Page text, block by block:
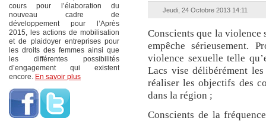
Jeudi, 24 Octobre 2013 14:11
Conscients que la violence
empêche sérieusement.
violence sexuelle telle
Lacs vise délibérément
réaliser les objectifs des
dans la région ;
Conscients de la
cours pour l’élaboration du
nouveau cadre de
développement pour l’Après
2015, les actions de mobilisation
et de plaidoyer entreprises pour
les droits des femmes ainsi que
les différentes possibilités
d’engagement qui existent
encore. En savoir plus